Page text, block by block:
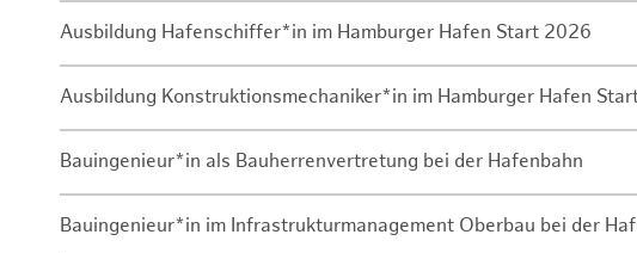
Ausbildung Hafenschiffer*in im Hamburger Hafen Start 2026
Ausbildung Konstruktionsmechaniker*in im Hamburger Hafen
Bauingenieur*in als Bauherrenvertretung bei der Hafenbahn
Bauingenieur*in im Infrastrukturmanagement Oberbau bei der